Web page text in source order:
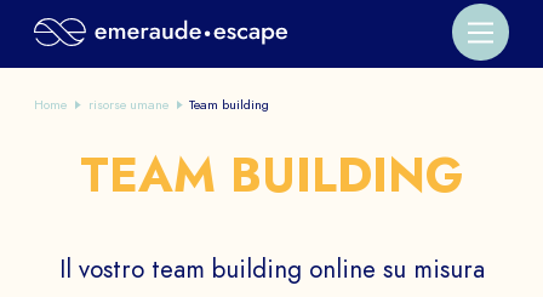
Home risorse umane Team building
TEAM BUILDING
Il vostro team building online su misura